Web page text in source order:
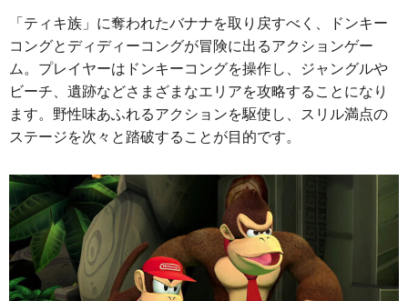
「ティキ族」に奪われたバナナを取り戻すべく、ドンキー
コングとディディーコングが冒険に出るアクションゲー
ム。プレイヤーはドンキーコングを操作し、ジャングルや
ビーチ、遺跡などさまざまなエリアを攻略することになり
ます。野性味あふれるアクションを駆使し、スリル満点の
ステージを次々と踏破することが目的です。